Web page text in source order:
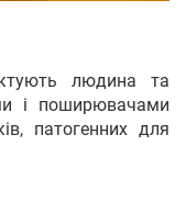
людина та
і поширювачами
патогенних для